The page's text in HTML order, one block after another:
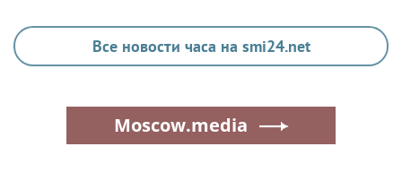
Все новости часа на smi24.net
Moscow.media